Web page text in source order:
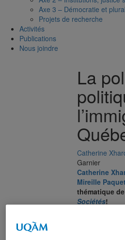
Axe 3 – Démocratie et
Projets de recherche
Activités
Publications
Nous joindre
La
Catherine
Garnier
Catherine
Mireille Paquet
thématique
Sociétés!